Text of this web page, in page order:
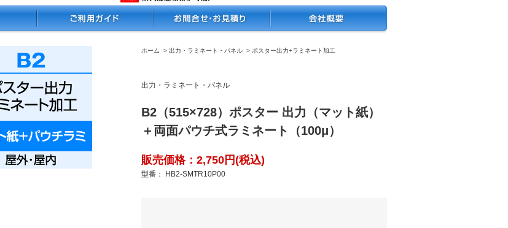
ホーム > 出力・ラミネート・パネル > ポスター出力+ラミネート加工
出力・ラミネート・パネル
B2（515×728）ポスター 出力（マット紙）
＋両面パウチ式ラミネート（100μ）
販売価格：2,750円(税込)
型番： HB2-SMTR10P00